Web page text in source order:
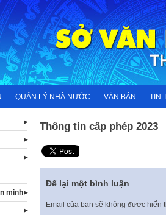
QUẢN LÝ NHÀ NƯỚC VĂN BẢN TIN
Thông tin cấp phép 2023
Để lại một bình luận
Email của bạn sẽ không được hiển
minh